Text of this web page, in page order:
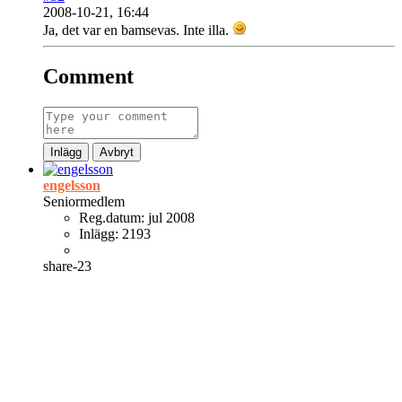
2008-10-21, 16:44
Ja, det var en bamsevas. Inte illa.
Comment
Inlägg Avbryt
engelsson
Seniormedlem
Reg.datum: jul 2008
Inlägg: 2193
share-23